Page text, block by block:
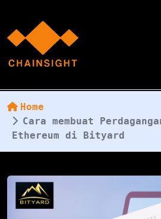
Home
Cara membuat
Ethereum di Bityard